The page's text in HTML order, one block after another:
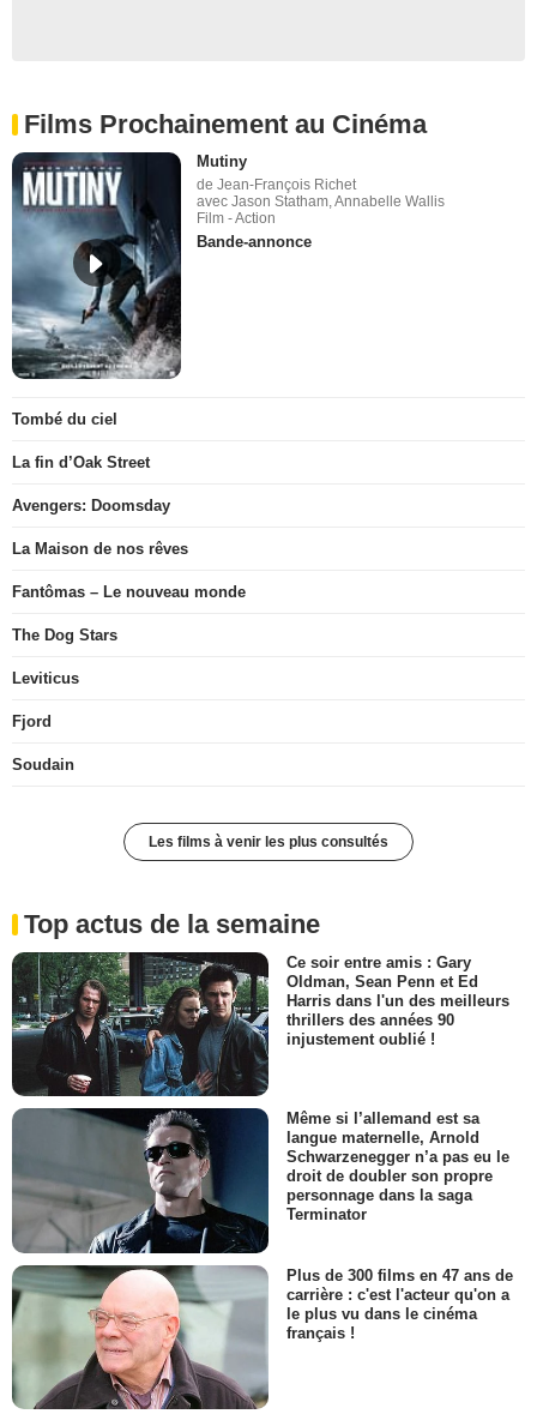
Films Prochainement au Cinéma
Mutiny
de Jean-François Richet
avec Jason Statham, Annabelle Wallis
Film - Action
Bande-annonce
Tombé du ciel
La fin d’Oak Street
Avengers: Doomsday
La Maison de nos rêves
Fantômas – Le nouveau monde
The Dog Stars
Leviticus
Fjord
Soudain
Les films à venir les plus consultés
Top actus de la semaine
Ce soir entre amis : Gary
Oldman, Sean Penn et Ed
Harris dans l'un des meilleurs
thrillers des années 90
injustement oublié !
Même si l’allemand est sa
langue maternelle, Arnold
Schwarzenegger n’a pas eu le
droit de doubler son propre
personnage dans la saga
Terminator
Plus de 300 films en 47 ans de
carrière : c'est l'acteur qu'on a
le plus vu dans le cinéma
français !